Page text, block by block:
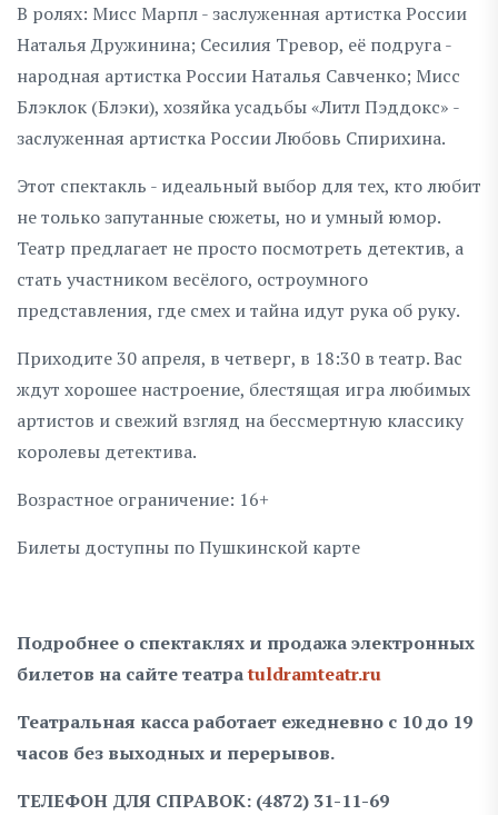
В ролях: Мисс Марпл - заслуженная артистка России
Наталья Дружинина; Сесилия Тревор, её подруга -
народная артистка России Наталья Савченко; Мисс
Блэклок (Блэки), хозяйка усадьбы «Литл Пэддокс» -
заслуженная артистка России Любовь Спирихина.
Этот спектакль - идеальный выбор для тех, кто любит
не только запутанные сюжеты, но и умный юмор.
Театр предлагает не просто посмотреть детектив, а
стать участником весёлого, остроумного
представления, где смех и тайна идут рука об руку.
Приходите 30 апреля, в четверг, в 18:30 в театр. Вас
ждут хорошее настроение, блестящая игра любимых
артистов и свежий взгляд на бессмертную классику
королевы детектива.
Возрастное ограничение: 16+
Билеты доступны по Пушкинской карте
Подробнее о спектаклях и продажа электронных
билетов на сайте театраtuldramteatr.ru
Театральная касса работает ежедневно с 10 до 19
часов без выходных и перерывов.
ТЕЛЕФОН ДЛЯ СПРАВОК: (4872) 31-11-69